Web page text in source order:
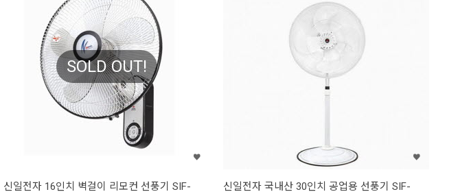
SOLD OUT!
신일전자 16인치 벽걸이 리모컨 선풍기 SIF-
신일전자 국내산 30인치 공업용 선풍기 SIF-